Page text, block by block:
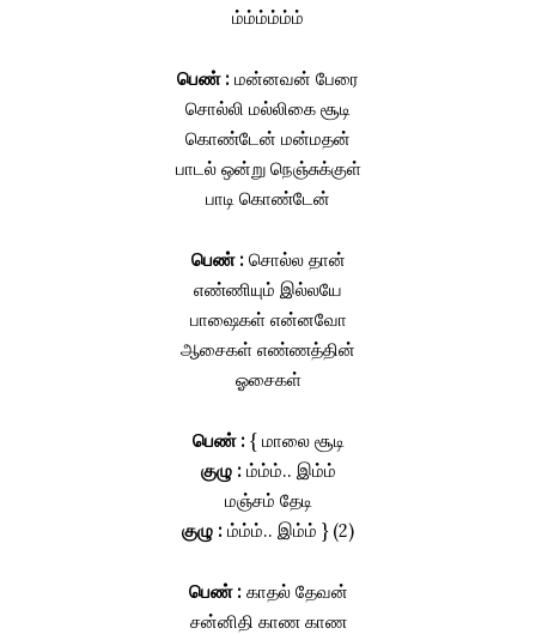
ம்ம்ம்ம்ம்ம்
பெண் : மன்னவன் பேரை
சொல்லி மல்லிகை சூடி
கொண்டேன் மன்மதன்
பாடல் ஒன்று நெஞ்சுக்குள்
பாடி கொண்டேன்
பெண் :சொல்ல தான்
எண்ணியும் இல்லயே
பாஷைகள் என்னவோ
ஆசைகள் எண்ணத்தின்
ஓசைகள்
பெண் :{ மாலை சூடி
குழு :ம்ம்ம்.. இம்ம்
மஞ்சம் தேடி
குழு : ம்ம்ம்.. இம்ம் } (2)
பெண் :காதல் தேவன்
சன்னிதி காண காண